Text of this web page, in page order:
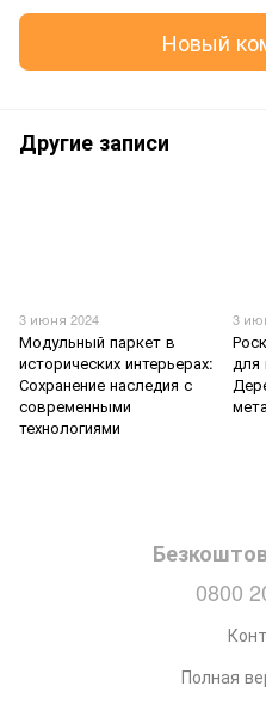
Новый
Другие записи
3 июня 2024
Модульный паркет в
исторических интерьерах:
Сохранение наследия с
современными
технологиями
3
для
0800
Полная